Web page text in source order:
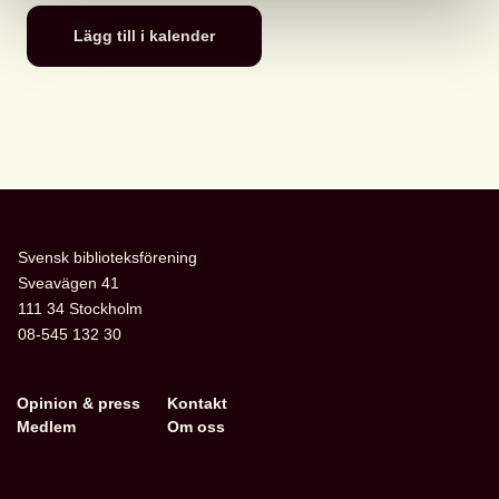
Lägg till i kalender
Svensk biblioteksförening
Sveavägen 41
111 34 Stockholm
08-545 132 30
Opinion & press
Medlem
Kontakt
Om oss